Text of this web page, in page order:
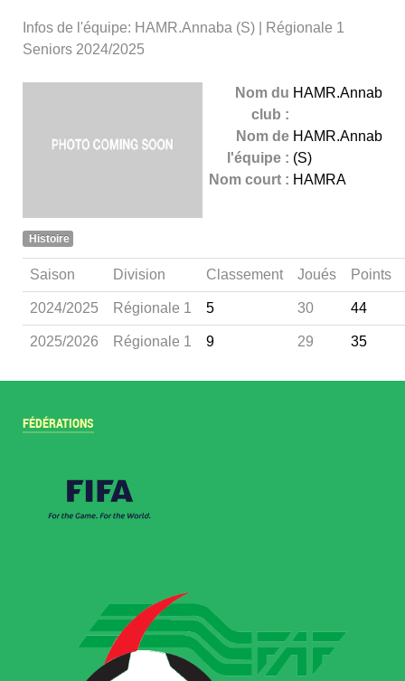
Infos de l'équipe: HAMR.Annaba (S) | Régionale 1
Seniors 2024/2025
Nom du
club :
HAMR.Annaba
Nom de
l'équipe :
HAMR.Annaba
(S)
Nom court : HAMRA
Histoire
Saison Division Classement Joués Points
2024/2025 Régionale 1 5 30 44
2025/2026 Régionale 1 9 29 35
FÉDÉRATIONS